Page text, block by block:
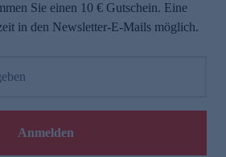
Sie einen 10 € Gutschein. Eine
in den Newsletter-E-Mails möglich.
Anmelden